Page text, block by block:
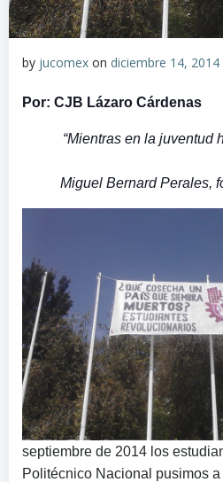
by jucomex on diciembre 14, 2014
Por: CJB Lázaro Cárdenas
“Mientras en la juventud
Miguel Bernard Perales,
septiembre de 2014 los
Politécnico Nacional pusimos